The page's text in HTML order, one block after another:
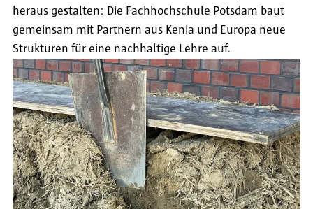
heraus gestalten: Die Fachhochschule Potsdam baut
gemeinsam mit Partnern aus Kenia und Europa neue
Strukturen für eine nachhaltige Lehre auf.